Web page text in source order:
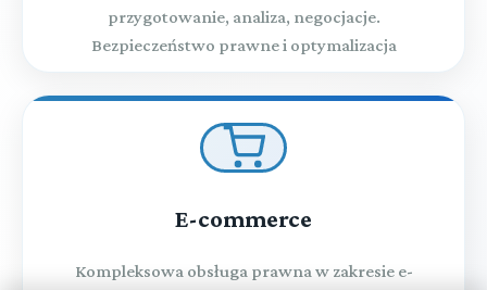
przygotowanie, analiza, negocjacje.
Bezpieczeństwo prawne i optymalizacja
E-commerce
Kompleksowa obsługa prawna w zakresie e-